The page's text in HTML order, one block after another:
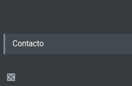
Contacto